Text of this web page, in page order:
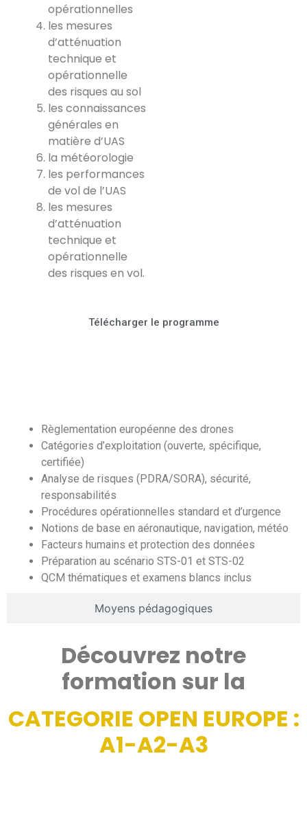
opérationnelles
les mesures
d’atténuation
technique et
opérationnelle
des risques au sol
les connaissances
générales en
matière d’UAS
la météorologie
les performances
de vol de l’UAS
les mesures
d’atténuation
technique et
opérationnelle
des risques en vol.
Télécharger le programme
Moyens pédagogiques
Règlementation européenne des drones
Catégories d’exploitation (ouverte, spécifique,
certifiée)
Analyse de risques (PDRA/SORA), sécurité,
responsabilités
Procédures opérationnelles standard et d’urgence
Notions de base en aéronautique, navigation, météo
Facteurs humains et protection des données
Préparation au scénario STS-01 et STS-02
QCM thématiques et examens blancs inclus
Découvrez notre
formation sur la
CATEGORIE OPEN EUROPE :
A1-A2-A3